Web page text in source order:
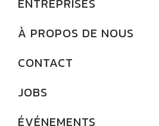
ENTREPRISES
À PROPOS DE NOUS
CONTACT
JOBS
ÉVÉNEMENTS